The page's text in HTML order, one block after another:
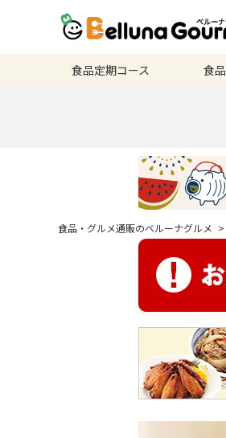
食品定期コース 食品
食品・グルメ通販のベルーナグルメ >